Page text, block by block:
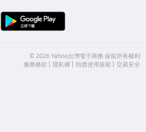
APP Store
©2026 Yahoo台灣電子商務 保留所有權利
服務條款
隱私權 拍賣使用規範 交易安全